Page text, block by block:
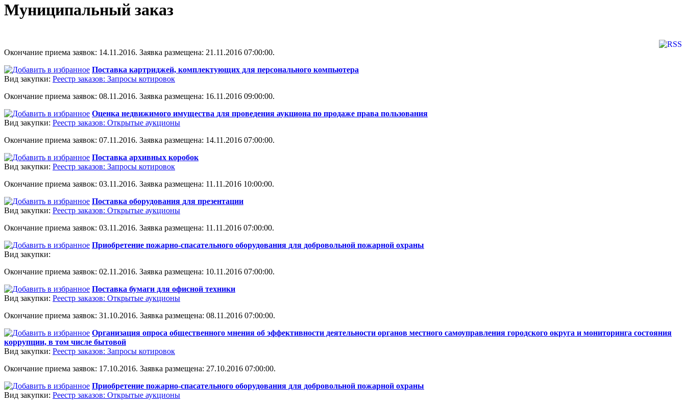
Муниципальный заказ
Окончание приема заявок: 14.11.2016. Заявка размещена: 21.11.2016 07:00:00.
Поставка картриджей, комплектующих для персонального компьютера
Вид закупки: Реестр заказов: Запросы котировок
Окончание приема заявок: 08.11.2016. Заявка размещена: 16.11.2016 09:00:00.
Оценка недвижимого имущества для проведения аукциона по продаже права пользования
Вид закупки: Реестр заказов: Открытые аукционы
Окончание приема заявок: 07.11.2016. Заявка размещена: 14.11.2016 07:00:00.
Поставка архивных коробок
Вид закупки: Реестр заказов: Запросы котировок
Окончание приема заявок: 03.11.2016. Заявка размещена: 11.11.2016 10:00:00.
Поставка оборудования для презентации
Вид закупки: Реестр заказов: Открытые аукционы
Окончание приема заявок: 03.11.2016. Заявка размещена: 11.11.2016 07:00:00.
Приобретение пожарно-спасательного оборудования для добровольной пожарной охраны
Вид закупки:
Окончание приема заявок: 02.11.2016. Заявка размещена: 10.11.2016 07:00:00.
Поставка бумаги для офисной техники
Вид закупки: Реестр заказов: Открытые аукционы
Окончание приема заявок: 31.10.2016. Заявка размещена: 08.11.2016 07:00:00.
Организация опроса общественного мнения об эффективности деятельности органов местного самоуправления городского округа и мониторинга состояния
коррупции, в том числе бытовой
Вид закупки: Реестр заказов: Запросы котировок
Окончание приема заявок: 17.10.2016. Заявка размещена: 27.10.2016 07:00:00.
Приобретение пожарно-спасательного оборудования для добровольной пожарной охраны
Вид закупки: Реестр заказов: Открытые аукционы